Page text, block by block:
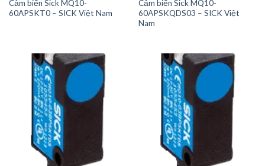
Cảm biến Sick MQ10-
60APSKT0 – SICK Việt Nam
Cảm biến Sick MQ10-
60APSKQDS03 – SICK Việt
Nam